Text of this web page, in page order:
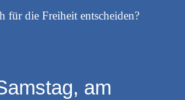
für die Freiheit entscheiden?
am